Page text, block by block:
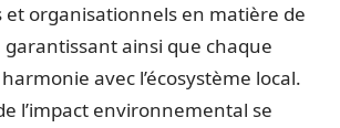
organisationnels en matière de
ainsi que chaque
avec l’écosystème local.
l’impact environnemental se